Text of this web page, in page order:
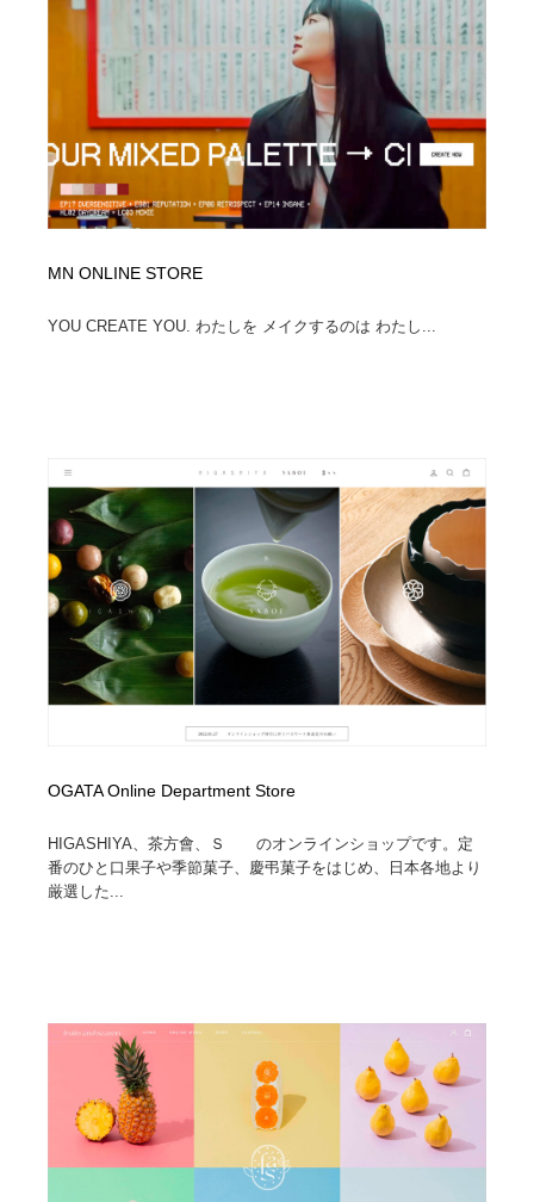
MN ONLINE STORE
YOU CREATE YOU. わたしを メイクするのは わたし...
OGATA Online Department Store
HIGASHIYA、茶方會、Ｓゝゝのオンラインショップです。定
番のひと口果子や季節菓子、慶弔菓子をはじめ、日本各地より
厳選した...